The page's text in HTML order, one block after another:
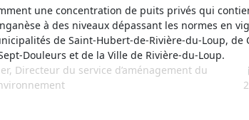
une concentration de puits privés qui
à des niveaux dépassant les normes en
de Saint-Hubert-de-Rivière-du-Loup, de
Douleurs et de la Ville de Rivière-du-Loup.
Directeur du service d’aménagement du